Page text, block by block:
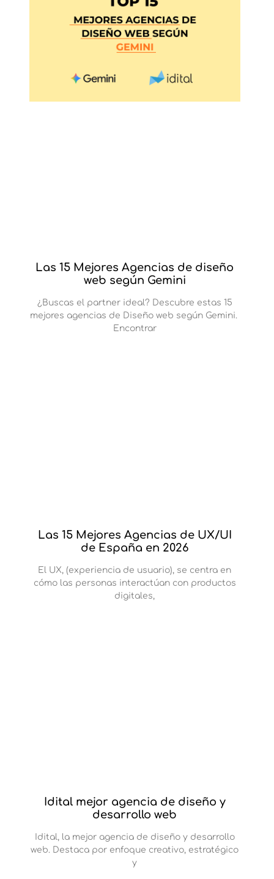
Las 15 Mejores Agencias de diseño
web según Gemini
¿Buscas el partner ideal? Descubre estas 15
mejores agencias de Diseño web según Gemini.
Encontrar
Las 15 Mejores Agencias de UX/UI
de España en 2026
El UX, (experiencia de usuario), se centra en
cómo las personas interactúan con productos
digitales,
Idital mejor agencia de diseño y
desarrollo web
Idital, la mejor agencia de diseño y desarrollo
web. Destaca por enfoque creativo, estratégico
y